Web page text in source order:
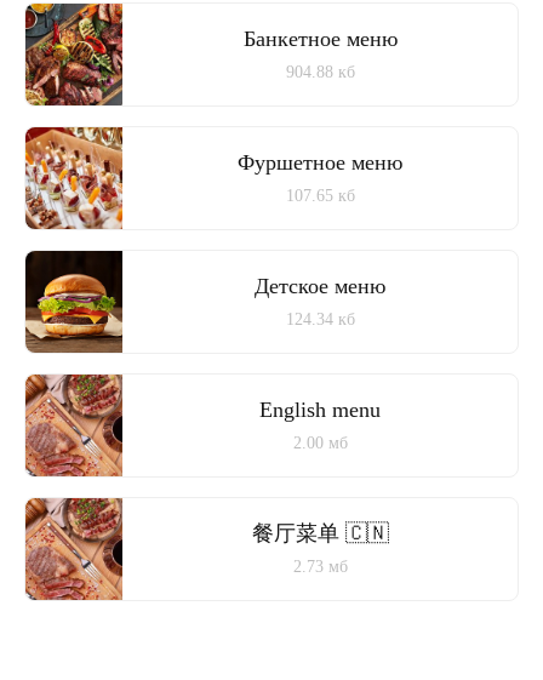
Банкетное меню
904.88 кб
Фуршетное меню
107.65 кб
Детское меню
124.34 кб
English menu
2.00 мб
餐厅菜单 🇨🇳
2.73 мб